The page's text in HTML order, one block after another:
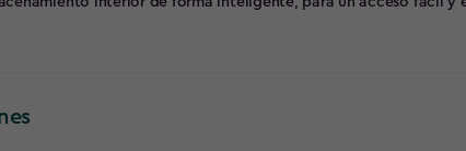
con cerradura del armario, con diseño DIY, ofrecen mayor
de almacenamiento bien organizado.